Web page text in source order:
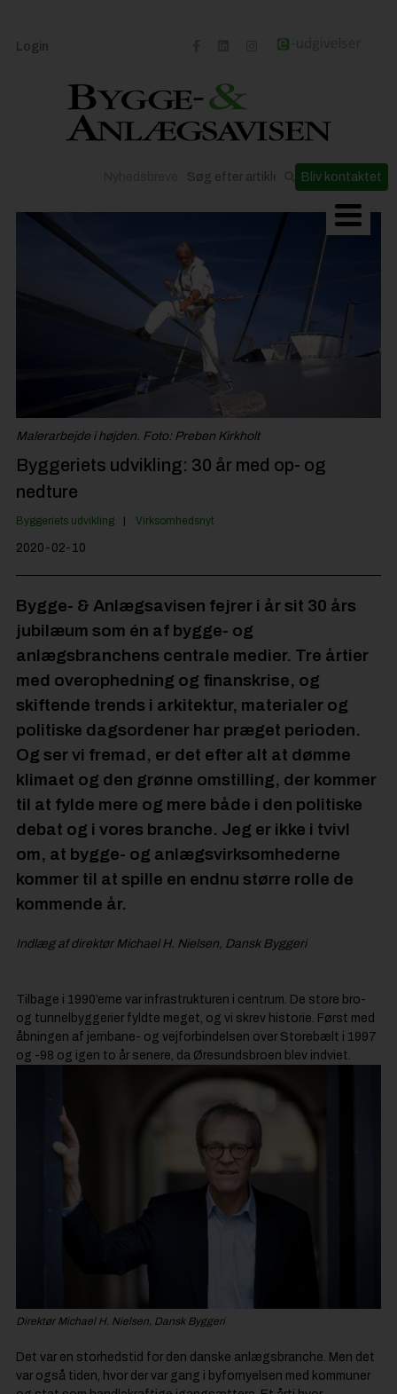
Login
Bliv kontaktet
Byggeriets udvikling
Materialer og løsninger
Malerarbejde i højden. Foto: Preben Kirkholt
Byggeriets udvikling: 30 år med op- og
nedture
Byggeriets udvikling Virksomhedsnyt
2020-02-10
Bygge- & Anlægsavisen fejrer i år sit 30 års
jubilæum som én af bygge- og
anlægsbranchens centrale medier. Tre årtier
med overophedning og finanskrise, og
skiftende trends i arkitektur, materialer og
politiske dagsordener har præget perioden.
Og ser vi fremad, er det efter alt at dømme
klimaet og den grønne omstilling, der kommer
til at fylde mere og mere både i den politiske
debat og i vores branche. Jeg er ikke i tvivl
om, at bygge- og anlægsvirksomhederne
kommer til at spille en endnu større rolle de
kommende år.
Indlæg af direktør Michael H. Nielsen, Dansk Byggeri
Tilbage i 1990’erne var infrastrukturen i centrum. De store bro-
og tunnelbyggerier fyldte meget, og vi skrev historie. Først med
åbningen af jernbane- og vejforbindelsen over Storebælt i 1997
og -98 og igen to år senere, da Øresundsbroen blev indviet.
Direktør Michael H. Nielsen, Dansk Byggeri
Det var en storhedstid for den danske anlægsbranche. Men det
var også tiden, hvor der var gang i byfornyelsen med kommuner